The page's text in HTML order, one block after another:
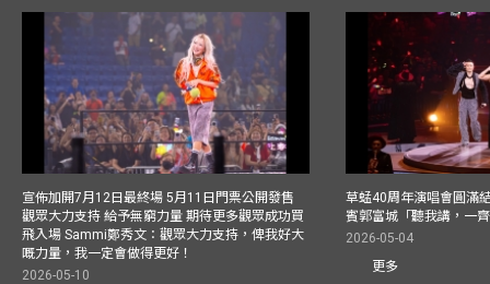
宣佈加開7月12日最終場 5月11日門票公開發售
觀眾大力支持 給予無窮力量 期待更多觀眾成功買
飛入場 Sammi鄭秀文：觀眾大力支持，俾我好大
嘅力量，我一定會做得更好！
2026-05-10
草蜢40周年演唱會圓滿
賓郭富城「聽我講，一
2026-05-04
更多